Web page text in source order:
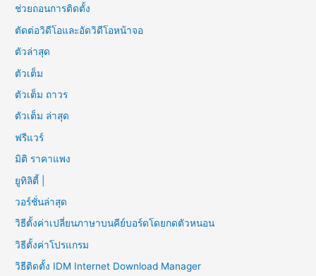
ช่วยถอนการติดตั้ง
ตัดต่อวิดีโอและอัดวิดีโอหน้าจอ
ตัวล่าสุด
ตัวเต็ม
ตัวเต็ม ถาวร
ตัวเต็ม ล่าสุด
ฟรีแวร์
มิติ ราคาแพง
ยูทิลิตี้ |
วอร์ชั่นล่าสุด
วิธีตั้งค่าเปลี่ยนภาษาบนคีย์บอร์ดโดยกดตัวหนอน
วิธีตั้งค่าโปรแกรม
วิธีติดตั้ง IDM Internet Download Manager